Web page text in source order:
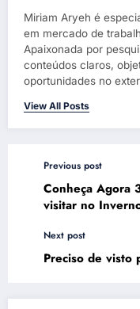
Miriam Aryeh é
em mercado de
Apaixonada por
conteúdos claros,
oportunidades no
View All Posts
Previous post
Conheça Agora
visitar no
Next post
Preciso de visto